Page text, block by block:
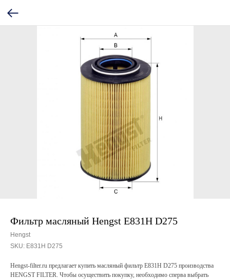
Фильтр масляный Hengst E831H D275
Hengst
SKU: E831H D275
Hengst-filter.ru предлагает купить масляный фильтр E831H D275 производства
HENGST FILTER. Чтобы осуществить покупку, необходимо сперва выбрать